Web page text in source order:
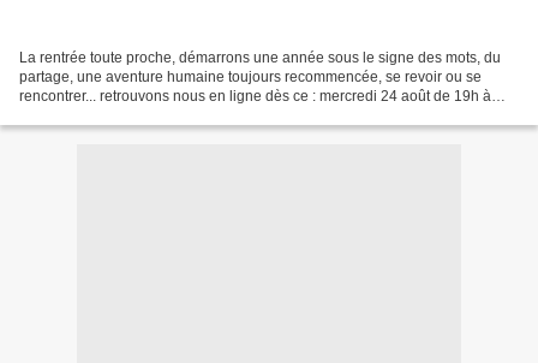
La rentrée toute proche, démarrons une année sous le signe des mots, du
partage, une aventure humaine toujours recommencée, se revoir ou se
rencontrer... retrouvons nous en ligne dès ce : mercredi 24 août de 19h à